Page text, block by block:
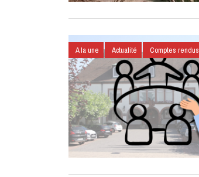
A la une Actualité Comptes rendus